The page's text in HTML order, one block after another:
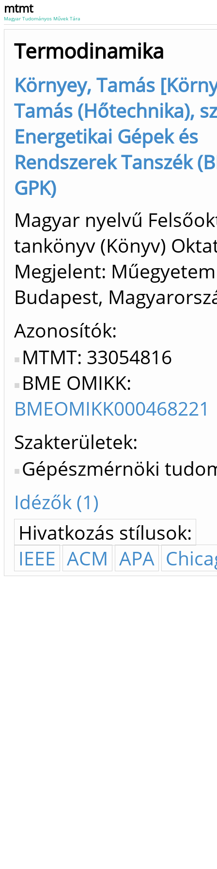
mtmt
Magyar Tudományos Művek Tára
Termodinamika
Környey, Tamás
Tamás (Hőtechnika),
Energetikai Gépek és
Rendszerek Tanszék
GPK)
Magyar nyelvű
tankönyv (Könyv)
Megjelent:
Budapest,
Azonosítók
MTMT: 33054816
BME OMIKK:
BMEOMIKK000468221
Szakterületek:
Gépészmérnöki
Idézők (1)
Hivatkozás stílusok:
IEEE ACM APA